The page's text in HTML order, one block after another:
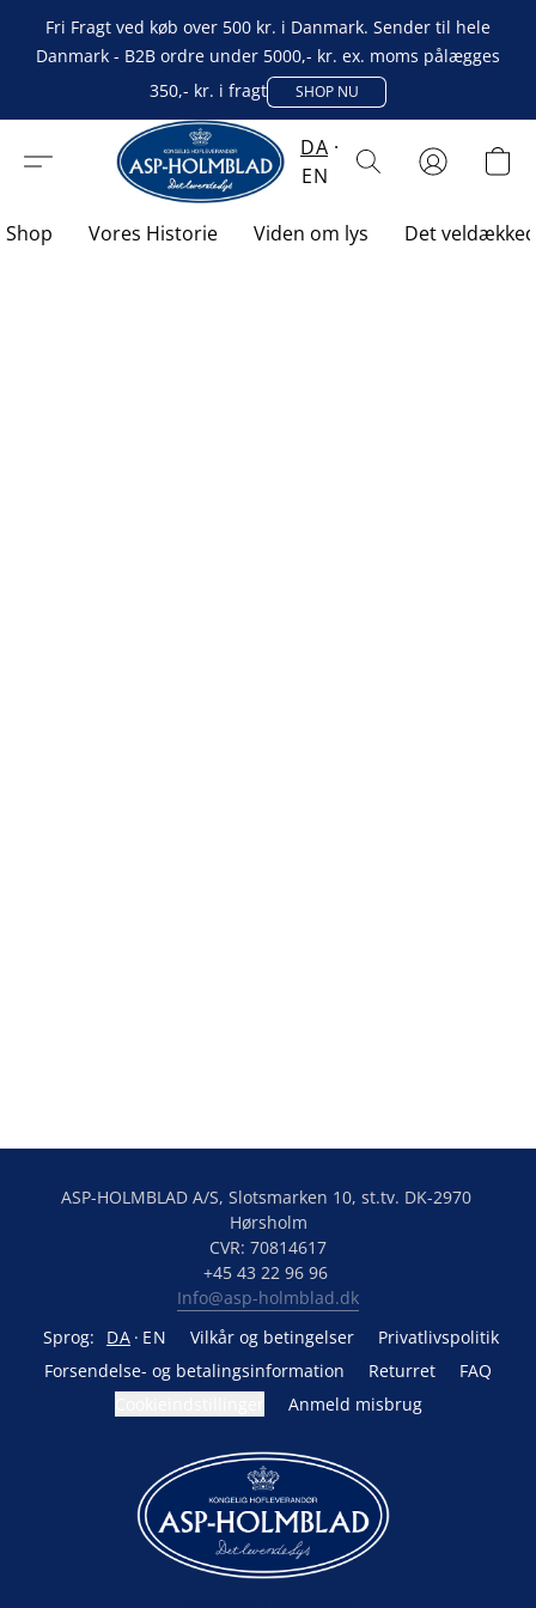
Fri Fragt ved køb over 500 kr. i Danmark. Sender til hele
Danmark - B2B ordre under 5000,- kr. ex. moms pålægges
350,- kr. i fragt
SHOP NU
DA
EN
Shop Vores Historie Viden om lys Det
ASP-HOLMBLAD A/S, Slotsmarken 10, st.tv. DK-2970
Hørsholm
CVR: 70814617
Info@asp-holmblad.dk
Sprog:
DA EN Vilkår og betingelser
Privatlivspolitik
Forsendelse- og betalingsinformation
Returret
FAQ
Anmeld misbrug